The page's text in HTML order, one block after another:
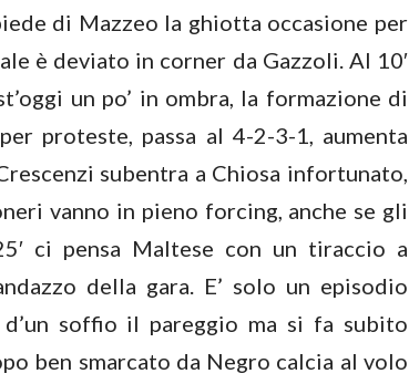
di Mazzeo la ghiotta occasione per
è deviato in corner da Gazzoli. Al 10′
un po’ in ombra, la formazione di
proteste, passa al 4-2-3-1, aumenta
subentra a Chiosa infortunato,
vanno in pieno forcing, anche se gli
ci pensa Maltese con un tiraccio a
della gara. E’ solo un episodio
soffio il pareggio ma si fa subito
ben smarcato da Negro calcia al volo